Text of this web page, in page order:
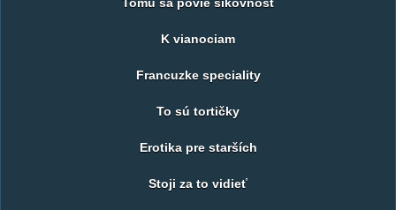
K vianociam
Francuzke speciality
To sú tortičky
Erotika pre starších
Stoji za to vidieť